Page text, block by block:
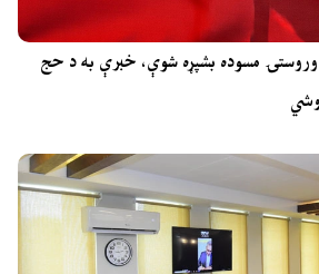
وروستۍ مسوده بشپړه شوې، خبرې به د حج